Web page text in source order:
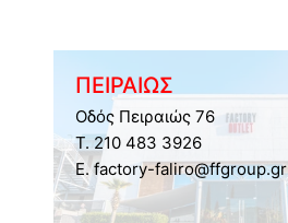
ΠΕΙΡΑΙΩΣ
Οδός Πειραιώς 76
Τ. 210 483 3926
E. factory-faliro@ffgroup.gr